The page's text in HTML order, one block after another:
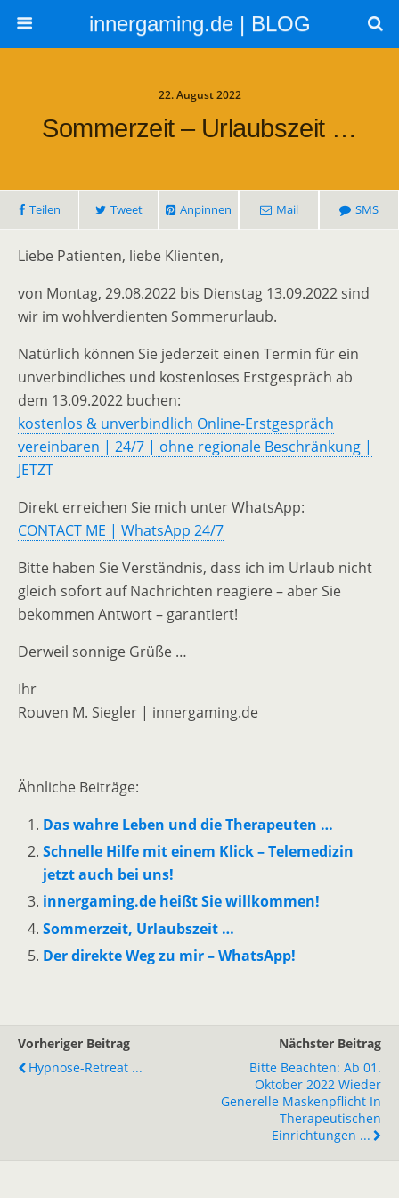
innergaming.de | BLOG
22. August 2022
Sommerzeit – Urlaubszeit …
Teilen Tweet Anpinnen Mail SMS
Liebe Patienten, liebe Klienten,
von Montag, 29.08.2022 bis Dienstag 13.09.2022 sind
wir im wohlverdienten Sommerurlaub.
Natürlich können Sie jederzeit einen Termin für ein
unverbindliches und kostenloses Erstgespräch ab
dem 13.09.2022 buchen:
kostenlos & unverbindlich Online-Erstgespräch
vereinbaren | 24/7 | ohne regionale Beschränkung |
JETZT
Direkt erreichen Sie mich unter WhatsApp:
CONTACT ME | WhatsApp 24/7
Bitte haben Sie Verständnis, dass ich im Urlaub nicht
gleich sofort auf Nachrichten reagiere – aber Sie
bekommen Antwort – garantiert!
Derweil sonnige Grüße …
Ihr
Rouven M. Siegler | innergaming.de
Ähnliche Beiträge:
Das wahre Leben und die Therapeuten …
Schnelle Hilfe mit einem Klick – Telemedizin
jetzt auch bei uns!
innergaming.de heißt Sie willkommen!
Sommerzeit, Urlaubszeit …
Der direkte Weg zu mir – WhatsApp!
Vorheriger Beitrag
Hypnose-Retreat ...
Nächster Beitrag
Bitte Beachten: Ab 01.
Oktober 2022 Wieder
Generelle Maskenpflicht In
Therapeutischen
Einrichtungen ...